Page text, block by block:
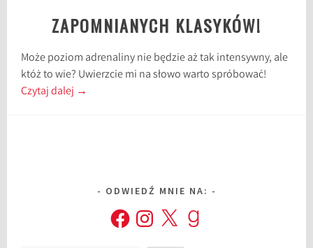
ZAPOMNIANYCH KLASYKÓW!
Może poziom adrenaliny nie będzie aż tak intensywny, ale
któż to wie? Uwierzcie mi na słowo warto spróbować!
Czytaj dalej →
ODWIEDŹ MNIE NA:
FacebookInstagram
X Goodreads